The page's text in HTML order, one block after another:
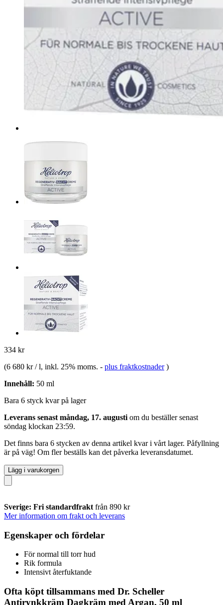
334 kr
(6 680 kr / l, inkl. 25% moms. - plus fraktkostnader )
Innehåll: 50 ml
Bara 6 styck kvar på lager
Leverans senast måndag, 17. augusti om du beställer senast
söndag klockan 23:59.
Det finns bara 6 stycken av denna artikel kvar i vårt lager. Påfyllning
är på väg! Om fler beställs kan det påverka leveransdatumet.
Lägg i varukorgen
Sverige: Fri standardfrakt från 890 kr
Mer information om frakt och leverans
Egenskaper och fördelar
För normal till torr hud
Rik formula
Intensivt återfuktande
Ofta köpt tillsammans med Dr. Scheller
Antirynkkräm Dagkräm med Argan, 50 ml